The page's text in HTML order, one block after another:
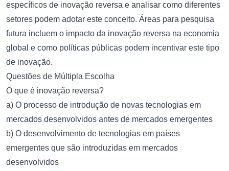
específicos de inovação reversa e analisar como diferentes
setores podem adotar este conceito. Áreas para pesquisa
futura incluem o impacto da inovação reversa na economia
global e como políticas públicas podem incentivar este tipo
de inovação.
Questões de Múltipla Escolha
O que é inovação reversa?
a) O processo de introdução de novas tecnologias em
mercados desenvolvidos antes de mercados emergentes
b) O desenvolvimento de tecnologias em países
emergentes que são introduzidas em mercados
desenvolvidos